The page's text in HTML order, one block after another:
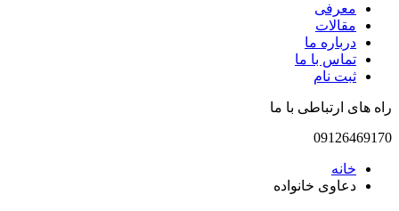
معرفی
مقالات
درباره ما
تماس با ما
ثبت نام
راه های ارتباطی با ما
09126469170
خانه
دعاوی خانواده